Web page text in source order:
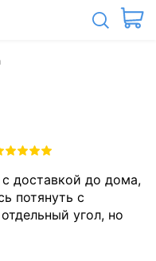
доставкой до дома,
потянуть с
угол, но